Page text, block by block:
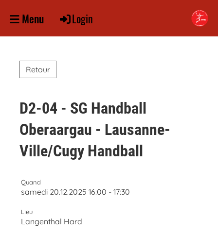
Login
Menu
Retour
D2-04 - SG Handball
Oberaargau - Lausanne-
Ville/Cugy Handball
Quand
samedi 20.12.2025 16:00 - 17:30
Lieu
Langenthal Hard